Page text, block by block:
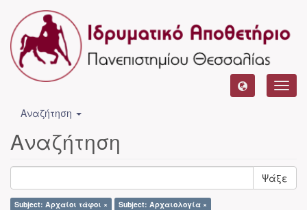
Αναζήτηση
Αναζήτηση
Ψάξε
Subject: Αρχαίοι τάφοι ×
Subject: Αρχαιολογία ×